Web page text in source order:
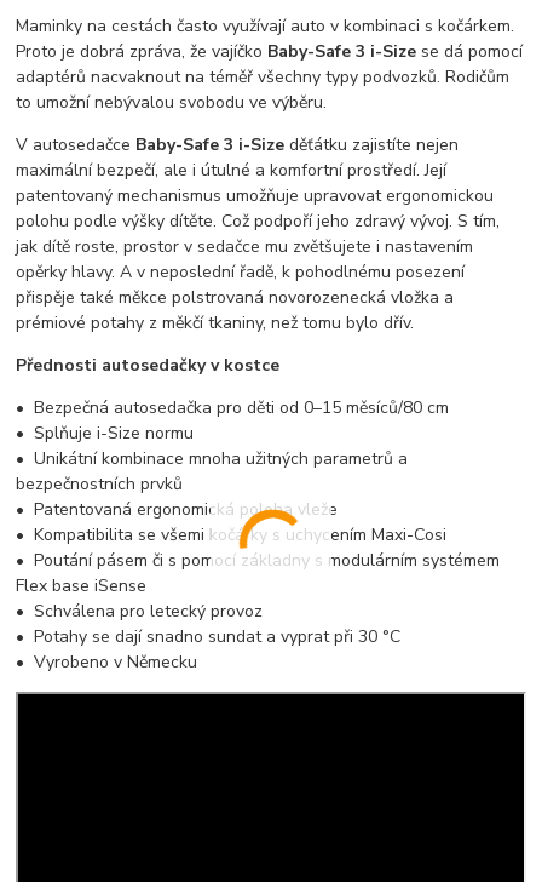
Maminky na cestách často využívají auto v kombinaci s kočárkem.
Proto je dobrá zpráva, že vajíčko Baby-Safe 3 i-Size se dá pomocí
adaptérů nacvaknout na téměř všechny typy podvozků. Rodičům
to umožní nebývalou svobodu ve výběru.
V autosedačce Baby-Safe 3 i-Size děťátku zajistíte nejen
maximální bezpečí, ale i útulné a komfortní prostředí. Její
patentovaný mechanismus umožňuje upravovat ergonomickou
polohu podle výšky dítěte. Což podpoří jeho zdravý vývoj. S tím,
jak dítě roste, prostor v sedačce mu zvětšujete i nastavením
opěrky hlavy. A v neposlední řadě, k pohodlnému posezení
přispěje také měkce polstrovaná novorozenecká vložka a
prémiové potahy z měkčí tkaniny, než tomu bylo dřív.
Přednosti autosedačky v kostce
• Bezpečná autosedačka pro děti od 0–15 měsíců/80 cm
• Splňuje i-Size normu
• Unikátní kombinace mnoha užitných parametrů a
bezpečnostních prvků
• Patentovaná ergonomická poloha vleže
• Kompatibilita se všemi kočárky s uchycením Maxi-Cosi
• Poutání pásem či s pomocí základny s modulárním systémem
Flex base iSense
• Schválena pro letecký provoz
• Potahy se dají snadno sundat a vyprat při 30 °C
• Vyrobeno v Německu